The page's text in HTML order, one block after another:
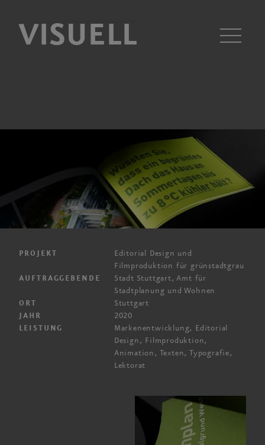
VISUELL
PROJEKT
Editorial Design und
Filmproduktion für grünstadtgrau
AUFTRAGGEBENDE
Stadt Stuttgart, Amt für
Stadtplanung und Wohnen
ORT Stuttgart
JAHR 2020
LEISTUNG
Marken­entwicklung, Editorial
Design, Film­produktion,
Animation, Texten, Typografie,
Lektorat